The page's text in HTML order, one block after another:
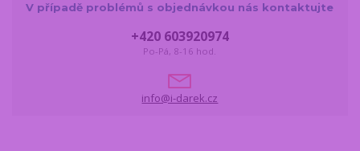
V případě problémů s objednávkou nás kontaktujte
+420 603920974
Po-Pá, 8-16 hod.
info@i-darek.cz